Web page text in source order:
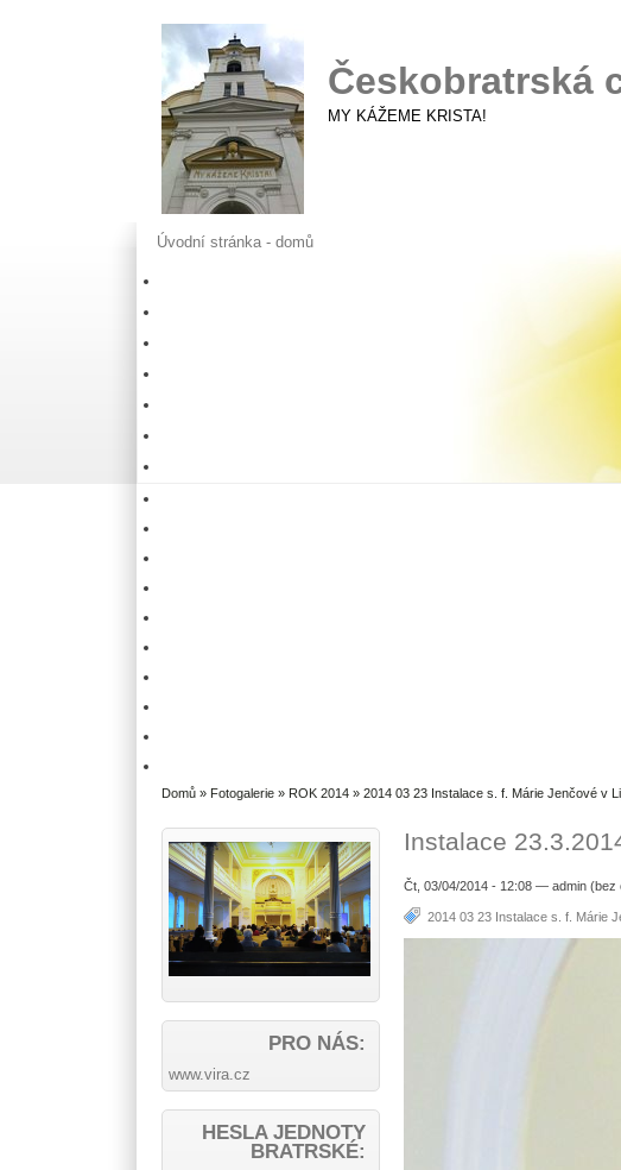
Českobratrská
MY KÁŽEME KRISTA!
Úvodní stránka - domů
Domů » Fotogalerie » ROK 2014 »2014 03 23 Instalace s. f. Márie Jenčové v
Instalace
Čt, 03/04/2014 - 12:08 — admin (bez
2014 03 23 Instalace s. f. Márie
PRO NÁS:
www.vira.cz
HESLA JEDNOTY
BRATRSKÉ: